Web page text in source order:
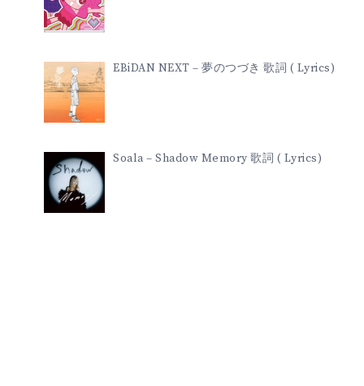
EBiDAN NEXT – 夢のつづき 歌詞 ( Lyrics)
Soala – Shadow Memory 歌詞 ( Lyrics)